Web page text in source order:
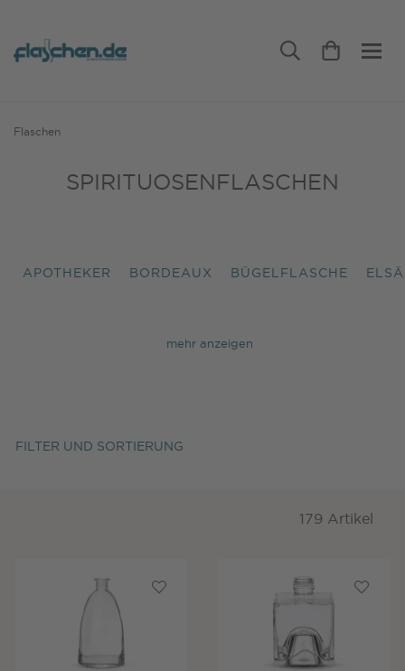
Flaschen
SPIRITUOSENFLASCHEN
APOTHEKER BORDEAUX BÜGELFLASCHE
FILTER UND SORTIERUNG
179 Artikel